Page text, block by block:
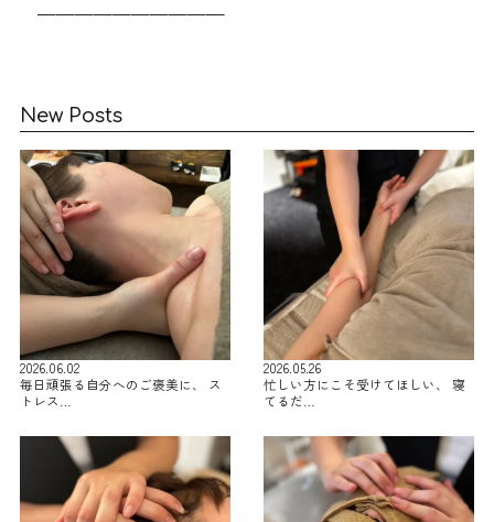
——————————
New Posts
2026.06.02
毎日頑張る自分へのご褒美に、 ス
トレス…
2026.05.26
忙しい方にこそ受けてほしい、 寝
てるだ…